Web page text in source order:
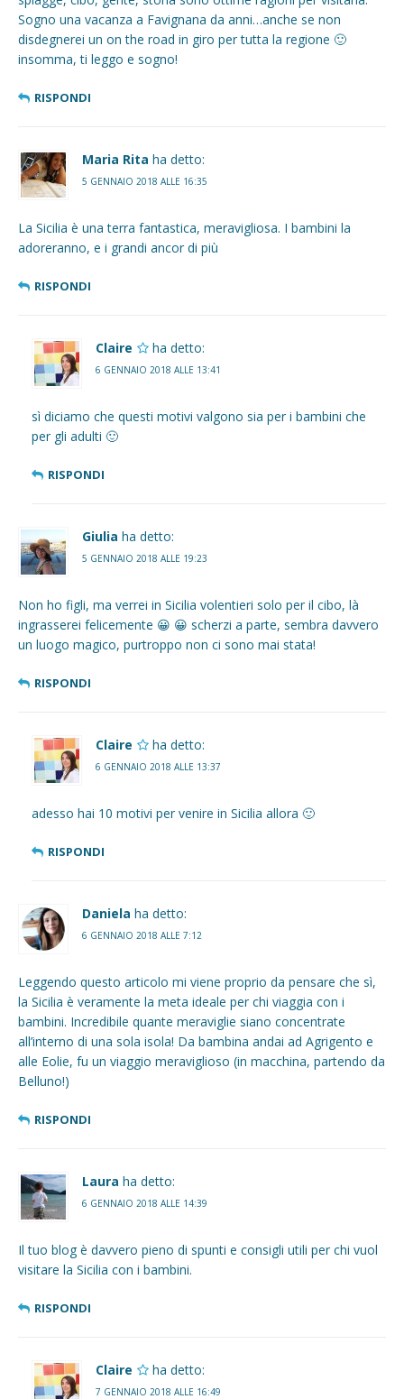
Sogno una vacanza a Favignana da anni…anche se non
disdegnerei un on the road in giro per tutta la regione 🙂
insomma, ti leggo e sogno!
RISPONDI
Maria Rita ha detto:
5 GENNAIO 2018 ALLE 16:35
La Sicilia è una terra fantastica, meravigliosa. I bambini la
adoreranno, e i grandi ancor di più
RISPONDI
Claire ha detto:
6 GENNAIO 2018 ALLE 13:41
sì diciamo che questi motivi valgono sia per i bambini che
per gli adulti 🙂
RISPONDI
Giulia ha detto:
5 GENNAIO 2018 ALLE 19:23
Non ho figli, ma verrei in Sicilia volentieri solo per il cibo, là
ingrasserei felicemente 😀 😀 scherzi a parte, sembra davvero
un luogo magico, purtroppo non ci sono mai stata!
RISPONDI
Claire ha detto:
6 GENNAIO 2018 ALLE 13:37
adesso hai 10 motivi per venire in Sicilia allora 🙂
RISPONDI
Daniela ha detto:
6 GENNAIO 2018 ALLE 7:12
Leggendo questo articolo mi viene proprio da pensare che sì,
la Sicilia è veramente la meta ideale per chi viaggia con i
bambini. Incredibile quante meraviglie siano concentrate
all’interno di una sola isola! Da bambina andai ad Agrigento e
alle Eolie, fu un viaggio meraviglioso (in macchina, partendo da
Belluno!)
RISPONDI
Laura ha detto:
6 GENNAIO 2018 ALLE 14:39
Il tuo blog è davvero pieno di spunti e consigli utili per chi vuol
visitare la Sicilia con i bambini.
RISPONDI
Claire ha detto:
7 GENNAIO 2018 ALLE 16:49